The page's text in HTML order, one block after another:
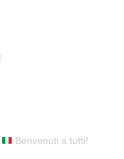
Benvenuti a tutti!